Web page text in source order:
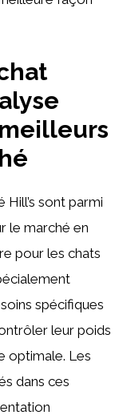
sont parmi
le marché en
pour les chats
spécifiques
leur poids
optimale. Les
dans ces